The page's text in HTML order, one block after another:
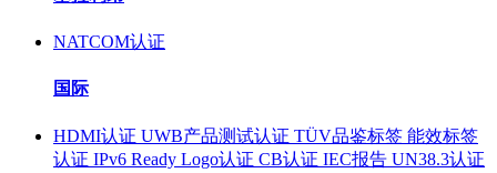
NATCOM认证
国际
HDMI认证 UWB产品测试认证 TÜV品鉴标签 能效标签
认证 IPv6 Ready Logo认证 CB认证 IEC报告 UN38.3认证